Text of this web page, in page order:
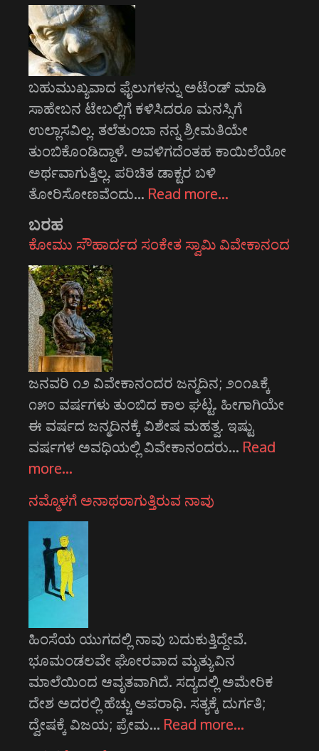
ಬಹುಮುಖ್ಯವಾದ ಫೈಲುಗಳನ್ನು ಅಟೆಂಡ್ ಮಾಡಿ
ಸಾಹೇಬನ ಟೇಬಲ್ಲಿಗೆ ಕಳಿಸಿದರೂ ಮನಸ್ಸಿಗೆ
ಉಲ್ಲಾಸವಿಲ್ಲ. ತಲೆತುಂಬಾ ನನ್ನ ಶ್ರೀಮತಿಯೇ
ತುಂಬಿಕೊಂಡಿದ್ದಾಳೆ. ಅವಳಿಗದೆಂತಹ ಕಾಯಿಲೆಯೋ
ಅರ್ಥವಾಗುತ್ತಿಲ್ಲ. ಪರಿಚಿತ ಡಾಕ್ಟರ ಬಳಿ
ತೋರಿಸೋಣವೆಂದು… Read more…
ಬರಹ
ಕೋಮು ಸೌಹಾರ್ದದ ಸಂಕೇತ ಸ್ವಾಮಿ ವಿವೇಕಾನಂದ
ಜನವರಿ ೧೨ ವಿವೇಕಾನಂದರ ಜನ್ಮದಿನ; ೨೦೧೩ಕ್ಕೆ
೧೫೦ ವರ್ಷಗಳು ತುಂಬಿದ ಕಾಲ ಘಟ್ಟ. ಹೀಗಾಗಿಯೇ
ಈ ವರ್ಷದ ಜನ್ಮದಿನಕ್ಕೆ ವಿಶೇಷ ಮಹತ್ವ. ಇಷ್ಟು
ವರ್ಷಗಳ ಅವಧಿಯಲ್ಲಿ ವಿವೇಕಾನಂದರು… Read
more…
ನಮ್ಮೊಳಗೆ ಅನಾಥರಾಗುತ್ತಿರುವ ನಾವು
ಹಿಂಸೆಯ ಯುಗದಲ್ಲಿ ನಾವು ಬದುಕುತ್ತಿದ್ದೇವೆ.
ಭೂಮಂಡಲವೇ ಘೋರವಾದ ಮೃತ್ಯುವಿನ
ಮಾಲೆಯಿಂದ ಆವೃತವಾಗಿದೆ. ಸದ್ಯದಲ್ಲಿ ಅಮೇರಿಕ
ದೇಶ ಅದರಲ್ಲಿ ಹೆಚ್ಚು ಅಪರಾಧಿ. ಸತ್ಯಕ್ಕೆ ದುರ್ಗತಿ;
ದ್ವೇಷಕ್ಕೆ ವಿಜಯ; ಪ್ರೇಮ… Read more…